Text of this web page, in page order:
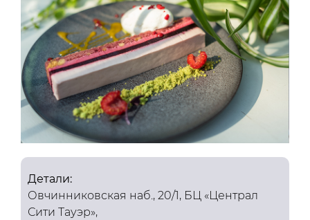
Детали:
Овчинниковская наб., 20/1, БЦ «Централ
Сити Тауэр»,